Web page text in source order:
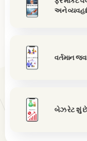
અને
વર્તમાન
બેઝ રેટ શું